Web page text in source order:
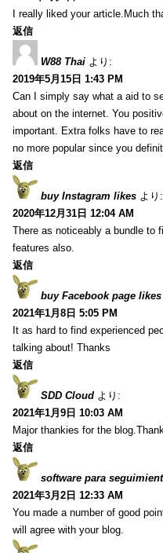
I really liked your article.Much
返信
W88 Thai より:
2019年5月15日 1:43 PM
Can I simply say what a aid to
about on the internet. You
important. Extra folks have to
no more popular since you
返信
buy Instagram likes より:
2020年12月31日 12:04 AM
There as noticeably a bundle to
features also.
返信
buy Facebook page likes
2021年1月8日 5:05 PM
It as hard to find experienced
talking about! Thanks
返信
SDD Cloud より:
2021年1月9日 10:03 AM
Major thankies for the
返信
software para
2021年3月2日 12:33 AM
You made a number of good
will agree with your blog.